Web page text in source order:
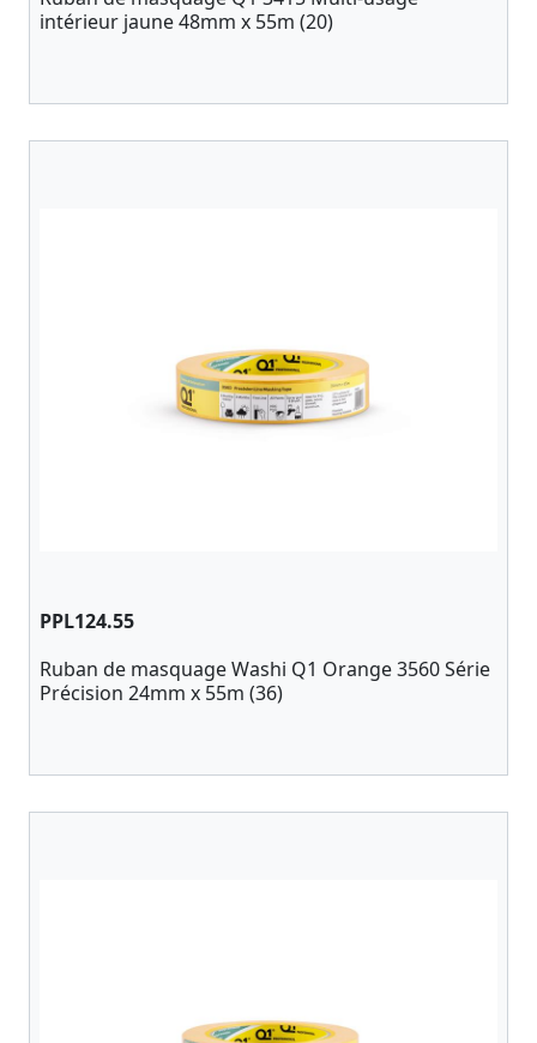
intérieur jaune 48mm x 55m (20)
PPL124.55
Ruban de masquage Washi Q1 Orange 3560 Série
Précision 24mm x 55m (36)